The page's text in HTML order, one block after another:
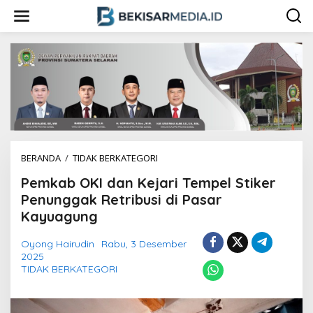
w
BERANDA / TIDAK BERKATEGORI
m
k
a
K
n
K
Pemkab OKI dan Kejari Tempel Stiker
Penunggak Retribusi di Pasar
Kayuagung
Oyong Hairudin
Rabu, 3 Desember
2025
TIDAK BERKATEGORI